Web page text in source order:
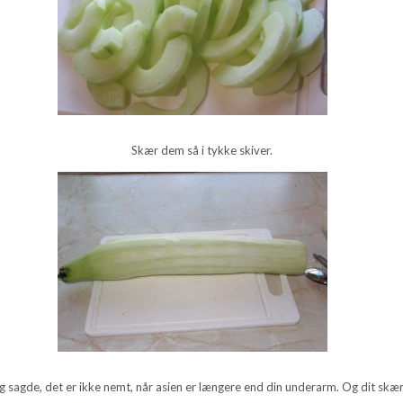
Skær dem så i tykke skiver.
sagde, det er ikke nemt, når asien er længere end din underarm. Og dit